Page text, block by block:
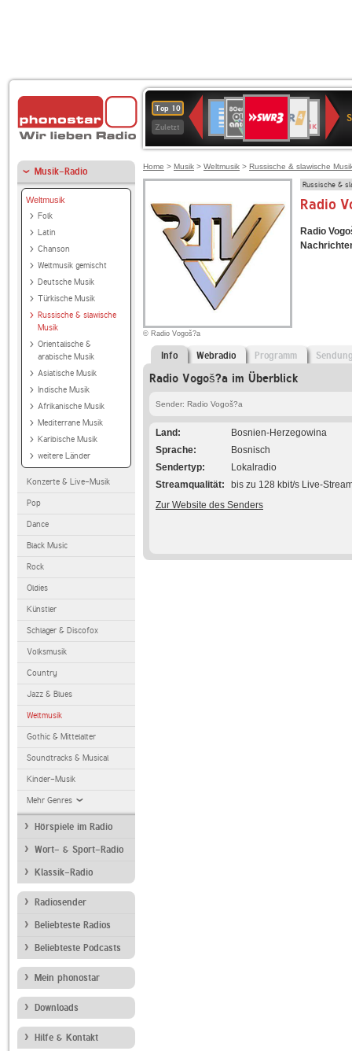
Top 10
Zuletzt
Deutschlandfunk
80er
90er
OLDIE
ANTENNE
4
KLASSIK
SWR
Kultur
NDR
2
Musik-Radio
Weltmusik
Folk
Latin
Chanson
Weltmusik gemischt
Deutsche Musik
Türkische Musik
Russische & slawische
Musik
Orientalische &
arabische Musik
Asiatische Musik
Indische Musik
Afrikanische Musik
Mediterrane Musik
Karibische Musik
weitere Länder
Konzerte & Live-Musik
Pop
Dance
Black Music
Rock
Oldies
Künstler
Schlager & Discofox
Volksmusik
Country
Jazz & Blues
Weltmusik
Gothic & Mittelalter
Soundtracks & Musical
Kinder-Musik
Mehr Genres
Hörspiele im Radio
Wort- & Sport-Radio
Klassik-Radio
Radiosender
Beliebteste Radios
Beliebteste Podcasts
Mein phonostar
Downloads
Hilfe & Kontakt
Home > Musik > Weltmusik > Russische & slawische
© Radio Vogoš?a
Russische &
Radio
Radio
Info Webradio Programm
Radio Vogoš?a im Überblick
Sender: Radio Vogoš?a
Land
Bosnien-Herzegowina
Sprache
Bosnisch
Sendertyp
Lokalradio
Streamqualität
bis zu 128 kbit/s Live-
Zur Website des Senders